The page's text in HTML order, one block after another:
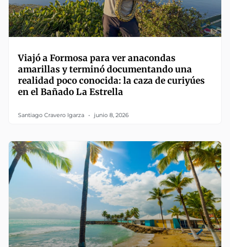
Viajó a Formosa para ver anacondas
amarillas y terminó documentando una
realidad poco conocida: la caza de curiyúes
en el Bañado La Estrella
Santiago Cravero Igarza junio 8, 2026